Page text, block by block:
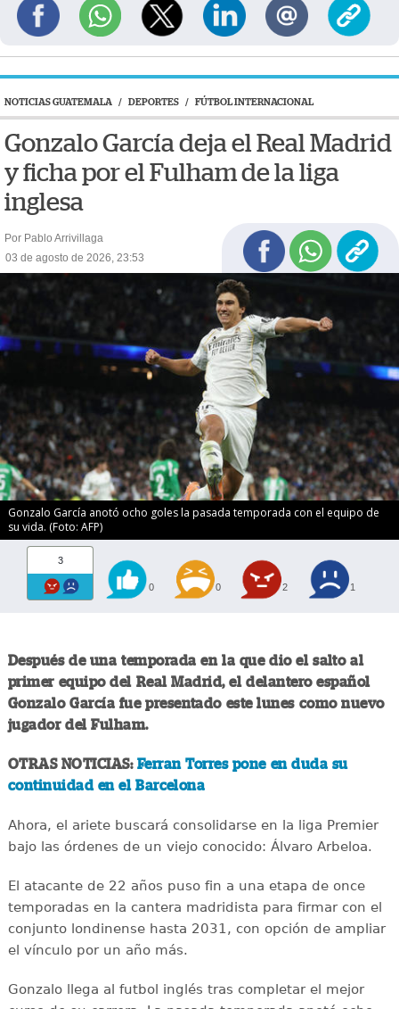
NOTICIAS GUATEMALA / DEPORTES / FÚTBOL INTERNACIONAL
Gonzalo García deja el Real Madrid
y ficha por el Fulham de la liga
inglesa
Por Pablo Arrivillaga
03 de agosto de 2026, 23:53
Gonzalo García anotó ocho goles la pasada temporada con el equipo de
su vida. (Foto: AFP)
3
0 0 2 1
Después de una temporada en la que dio el salto al
primer equipo del Real Madrid, el delantero español
Gonzalo García fue presentado este lunes como nuevo
jugador del Fulham.
OTRAS NOTICIAS: Ferran Torres pone en duda su
continuidad en el Barcelona
Ahora, el ariete buscará consolidarse en la liga Premier
bajo las órdenes de un viejo conocido: Álvaro Arbeloa.
El atacante de 22 años puso fin a una etapa de once
temporadas en la cantera madridista para firmar con el
conjunto londinense hasta 2031, con opción de ampliar
el vínculo por un año más.
Gonzalo llega al futbol inglés tras completar el mejor